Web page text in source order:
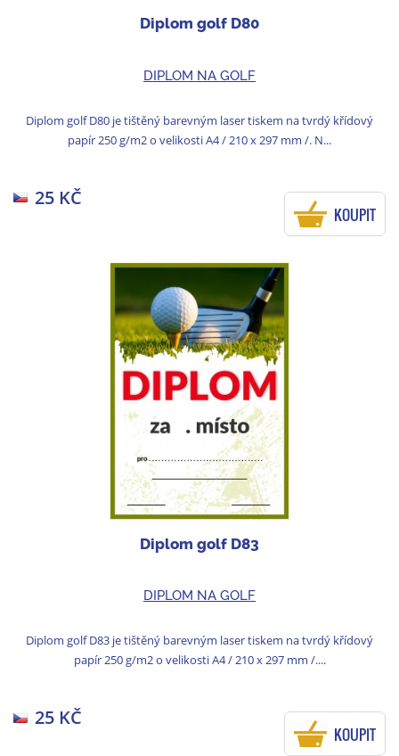
Diplom golf D80
DIPLOM NA GOLF
Diplom golf D80 je tištěný barevným laser tiskem na tvrdý křídový
papír 250 g/m2 o velikosti A4 / 210 x 297 mm /. N...
25 KČ
KOUPIT
Diplom golf D83
DIPLOM NA GOLF
Diplom golf D83 je tištěný barevným laser tiskem na tvrdý křídový
papír 250 g/m2 o velikosti A4 / 210 x 297 mm /....
25 KČ
KOUPIT